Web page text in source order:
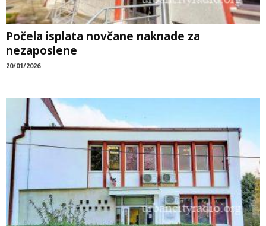
Počela isplata novčane naknade za
nezaposlene
20/01/2026